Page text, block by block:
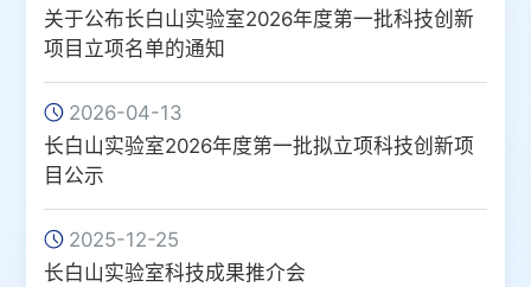
关于公布长白山实验室2026年度第一批科技创新
项目立项名单的通知
2026-04-13
长白山实验室2026年度第一批拟立项科技创新项
目公示
2025-12-25
长白山实验室科技成果推介会